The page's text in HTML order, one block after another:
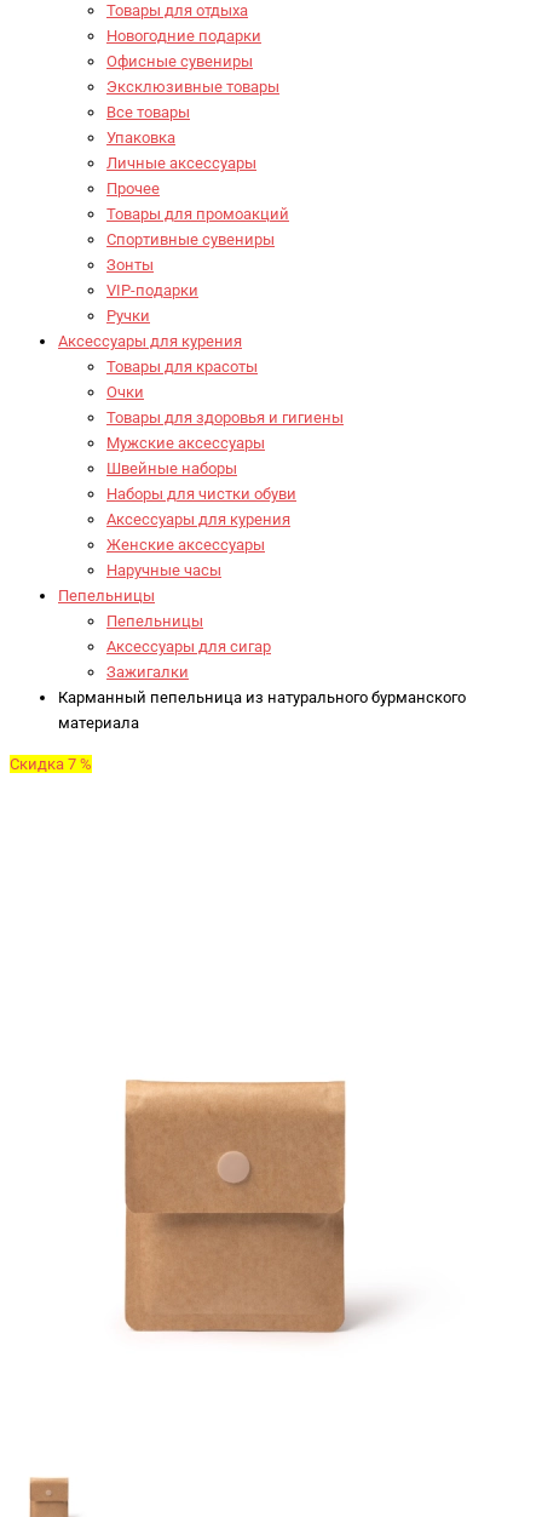
Товары для отдыха
Новогодние подарки
Офисные сувениры
Эксклюзивные товары
Все товары
Упаковка
Личные аксессуары
Прочее
Товары для промоакций
Спортивные сувениры
Зонты
VIP-подарки
Ручки
Аксессуары для курения
Товары для красоты
Очки
Товары для здоровья и гигиены
Мужские аксессуары
Швейные наборы
Наборы для чистки обуви
Аксессуары для курения
Женские аксессуары
Наручные часы
Пепельницы
Пепельницы
Аксессуары для сигар
Зажигалки
Карманный пепельница из натурального бурманского
материала
Скидка 7 %